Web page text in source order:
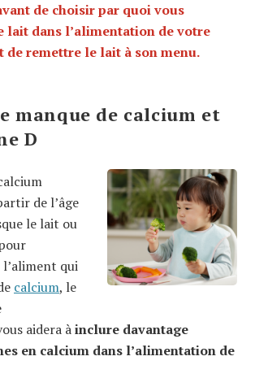
de choisir par quoi vous
lait dans l’alimentation de votre
de remettre le lait à son menu.
manque de calcium et
D
de l’âge
le lait ou
qui
calcium, le
aidera àinclure davantage
en calcium dans l’alimentation de